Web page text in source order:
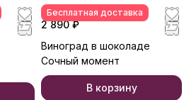
Бесплатная доставка
2 890 ₽
Виноград в шоколаде
Сочный момент
В корзину